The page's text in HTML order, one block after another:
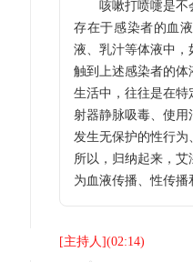
咳嗽打喷嚏是不
存在于感染者的血
液、乳汁等体液中
触到上述感染者的
生活中，往往是在特
射器静脉吸毒、使
发生无保护的性行为
所以，归纳起来，艾
为血液传播、性传播
[主持人](02:14)